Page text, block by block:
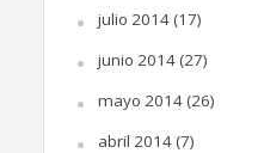
julio 2014(17)
junio 2014(27)
mayo 2014(26)
abril 2014(7)